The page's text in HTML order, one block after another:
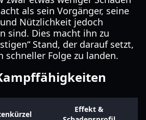
als sein Vorgänger, seine
Nützlichkeit jedoch
sind. Dies macht ihn zu
Stand, der darauf setzt,
schneller Folge zu landen.
Effekt &